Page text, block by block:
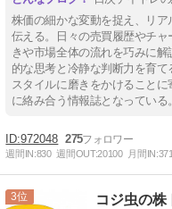
株価の細かな変動を捉え、リ
伝える。日々の売買履歴やチ
きや市場全体の流れを巧みに
的な思考と冷静な判断力を育
スタイルに磨きをかけること
に絡み合う情報誌となっている。
972048 275
週間IN:830 週間OUT:20100 月間IN:
3 コジ虫の株